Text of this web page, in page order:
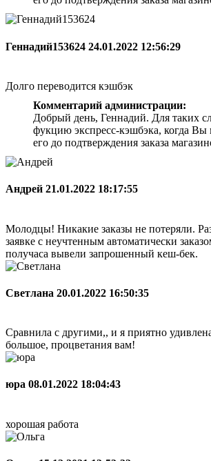
Геннадий153624 24.01.2022 12:56:29
Долго переводится кэшбэк
Комментарий администрации:
Добрый день, Геннадий. Для таких
фукцию экспресс-кэшбэка, когда Вы
его до подтверждения заказа
Андрей 21.01.2022 18:17:55
Молодцы! Никакие заказы не потеряли.
заявке с неучтенным автоматически
получаса вывели запрошенный кеш-бек.
Светлана 20.01.2022 16:50:35
Сравнила с другими,, и я приятно
большое, процветания вам!
юра 08.01.2022 18:04:43
хорошая работа